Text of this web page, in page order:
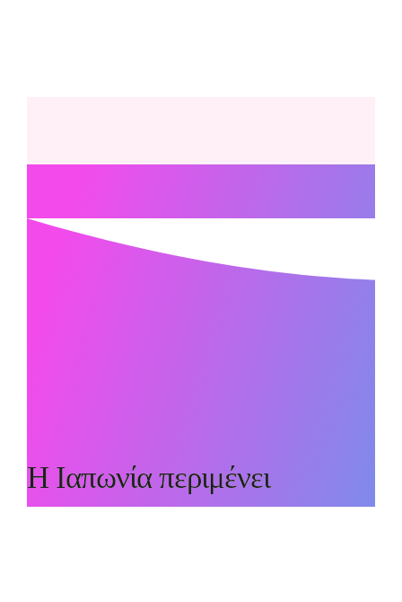
Η Ιαπωνία περιμένει